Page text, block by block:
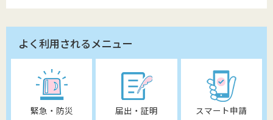
よく利用されるメニュー
緊急・防災 届出・証明 スマート申請